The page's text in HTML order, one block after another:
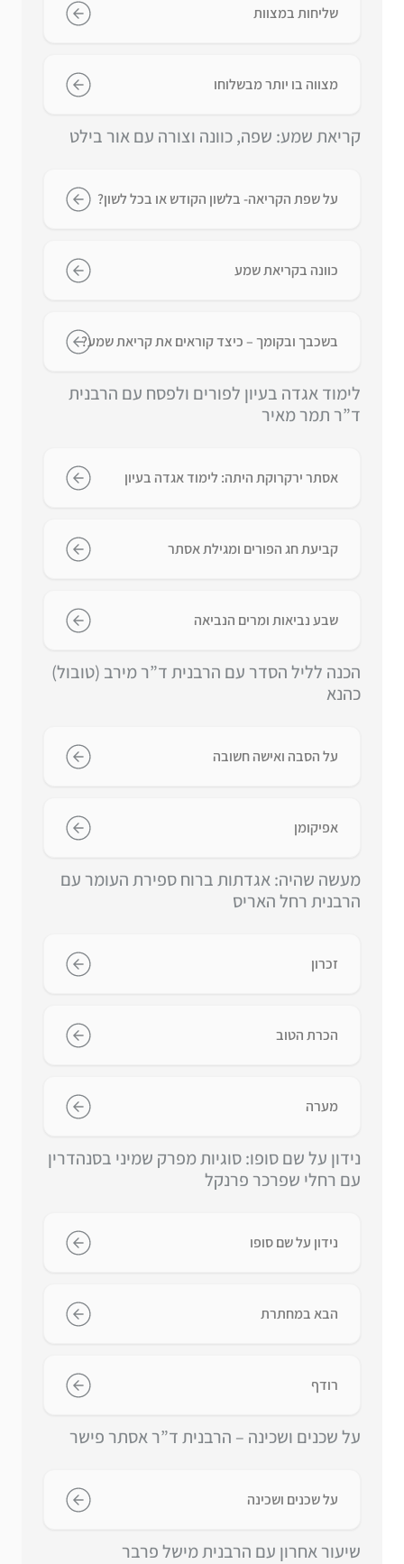
שליחות במצוות
מצווה בו יותר מבשלוחו
קריאת שמע: שפה, כוונה וצורה עם אור בילט
על שפת הקריאה- בלשון הקודש או בכל לשון?
כוונה בקריאת שמע
בשכבך ובקומך – כיצד קוראים את קריאת שמע?
לימוד אגדה בעיון לפורים ולפסח עם הרבנית
ד”ר תמר מאיר
אסתר ירקרוקת היתה: לימוד אגדה בעיון
קביעת חג הפורים ומגילת אסתר
שבע נביאות ומרים הנביאה
הכנה לליל הסדר עם הרבנית ד”ר מירב (טובול)
כהנא
על הסבה ואישה חשובה
אפיקומן
מעשה שהיה: אגדתות ברוח ספירת העומר עם
הרבנית רחל האריס
זכרון
הכרת הטוב
מערה
נידון על שם סופו: סוגיות מפרק שמיני בסנהדרין
עם רחלי שפרכר פרנקל
נידון על שם סופו
הבא במחתרת
רודף
על שכנים ושכינה – הרבנית ד”ר אסתר פישר
על שכנים ושכינה
שיעור אחרון עם הרבנית מישל פרבר